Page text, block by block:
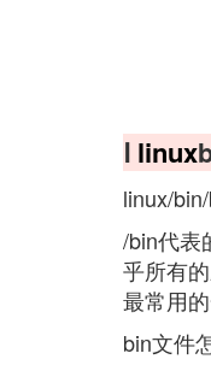
Ⅰ linux
linux/
/bin代表
乎所有
最常用
bin文件